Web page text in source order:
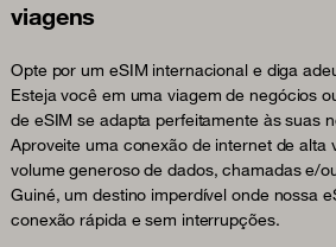
viagens
Opte por um eSIM internacional e diga
Esteja você em uma viagem de negócios
de eSIM se adapta perfeitamente às suas
Aproveite uma conexão de internet de alta
volume generoso de dados, chamadas e/
Guiné, um destino imperdível onde nossa
conexão rápida e sem interrupções.